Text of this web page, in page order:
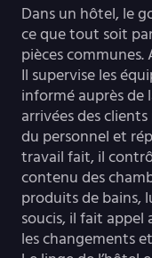
Dans un hôtel, le
ce que tout soit
pièces communes.
Il supervise les
informé auprès de
arrivées des
du personnel et
travail fait, il
contenu des
produits de bains,
soucis, il fait appel
les changements